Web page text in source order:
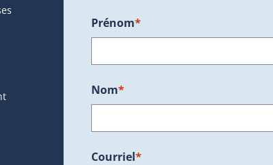
s'ouvrira dans une nouvelle fenêtre.)
Prénom*
Nom*
Courriel*